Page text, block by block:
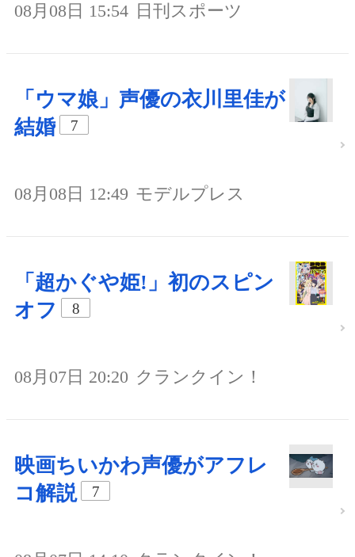
08月08日 15:54 日刊スポーツ
「ウマ娘」声優の衣川里佳が
結婚
7
08月08日 12:49 モデルプレス
「超かぐや姫!」初のスピン
オフ
8
08月07日 20:20 クランクイン！
映画ちいかわ声優がアフレ
コ解説
7